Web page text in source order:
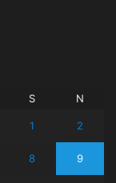
S N
1 2
8 9